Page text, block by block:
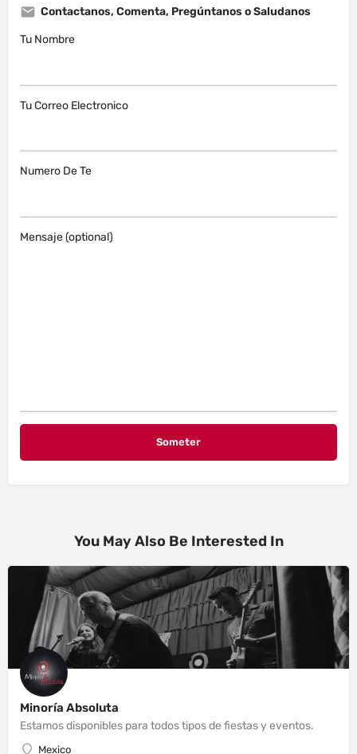
Contactanos, Comenta, Pregúntanos o Saludanos
Tu Nombre
Tu Correo Electronico
Numero De Te
Mensaje (optional)
You May Also Be Interested In
Minoría Absoluta
Estamos disponibles para todos tipos de fiestas y eventos.
Mexico